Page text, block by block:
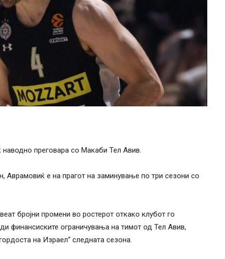
наводно преговара со Макаби Тел Авив.
Аврамовиќ е на прагот на заминување по три сезони со
бројни промени во ростерот откако клубот го
финансиските ограничувања на тимот од Тел Авив,
на Израел“ следната сезона.